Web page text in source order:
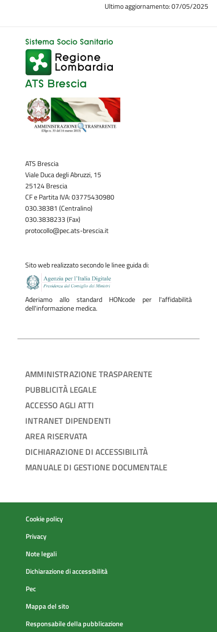
Ultimo aggiornamento: 07/05/2025
ATS Brescia
Viale Duca degli Abruzzi, 15
25124 Brescia
CF e Partita IVA: 03775430980
030.38381 (Centralino)
030.3838233 (Fax)
protocollo@pec.ats-brescia.it
Sito web realizzato secondo le linee guida di:
Aderiamo allo standard HONcode per l'affidabilità
dell'informazione medica.
AMMINISTRAZIONE TRASPARENTE
PUBBLICITÀ LEGALE
ACCESSO AGLI ATTI
INTRANET DIPENDENTI
AREA RISERVATA
DICHIARAZIONE DI ACCESSIBILITÀ
MANUALE DI GESTIONE DOCUMENTALE
Cookie policy
Privacy
Note legali
Dichiarazione di accessibilità
Pec
Mappa del sito
Responsabile della pubblicazione